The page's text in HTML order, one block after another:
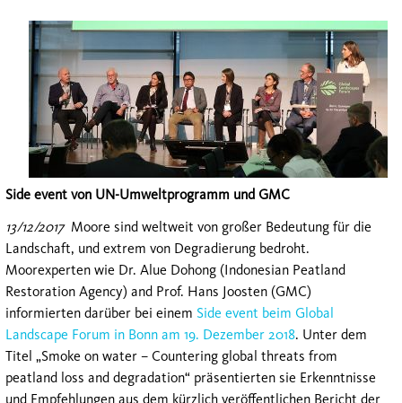
Side event von UN-Umweltprogramm und GMC
13/12/2017Moore sind weltweit von großer Bedeutung für die
Landschaft, und extrem von Degradierung bedroht.
Moorexperten wie Dr. Alue Dohong (Indonesian Peatland
Restoration Agency) and Prof. Hans Joosten (GMC)
informierten darüber bei einem Side event beim Global
Landscape Forum in Bonn am 19. Dezember 2018. Unter dem
Titel „Smoke on water – Countering global threats from
peatland loss and degradation“ präsentierten sie Erkenntnisse
und Empfehlungen aus dem kürzlich veröffentlichen Bericht der